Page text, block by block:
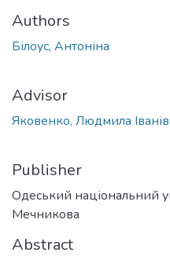
Authors
Білоус, Антоніна
Advisor
Яковенко, Людмила
Publisher
Одеський національний
Мечникова
Abstract